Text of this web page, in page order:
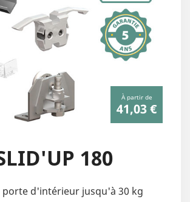
À partir de
41,03 €
180
porte d'intérieur jusqu'à 30 kg